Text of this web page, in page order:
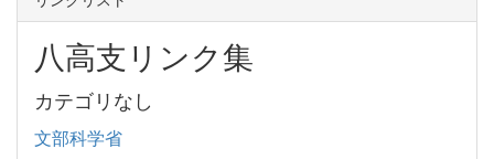
八高支リンク集
カテゴリなし
文部科学省